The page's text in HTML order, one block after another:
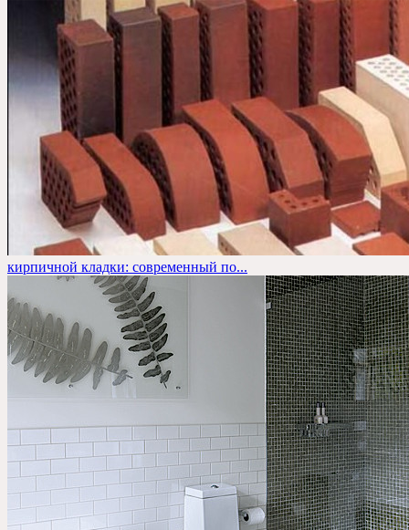
кирпичной кладки: современный по...